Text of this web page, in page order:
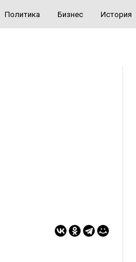
Политика Бизнес История